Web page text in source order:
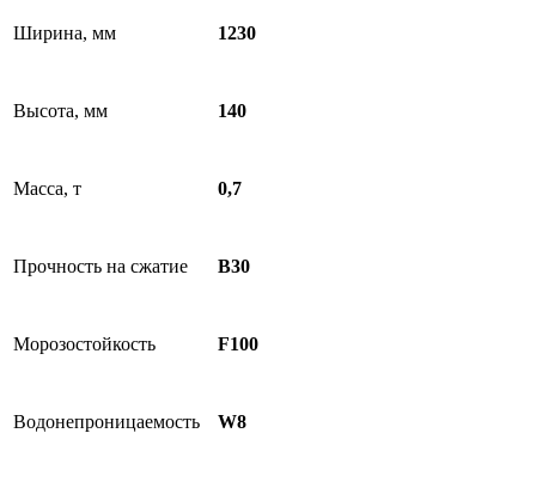
Ширина, мм 1230
Высота, мм 140
Масса, т 0,7
Прочность на сжатие B30
Морозостойкость F100
Водонепроницаемость W8